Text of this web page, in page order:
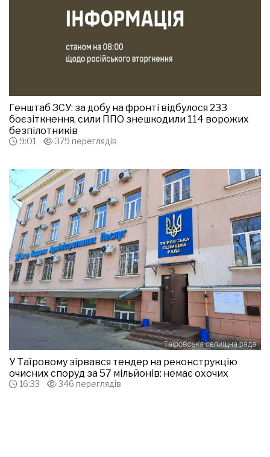
Генштаб ЗСУ: за добу на фронті відбулося 233
боєзіткнення, сили ППО знешкодили 114 ворожих
безпілотників
9:01 379 переглядів
У Таїровому зірвався тендер на реконструкцію
очисних споруд за 57 мільйонів: немає охочих
16:33 346 переглядів